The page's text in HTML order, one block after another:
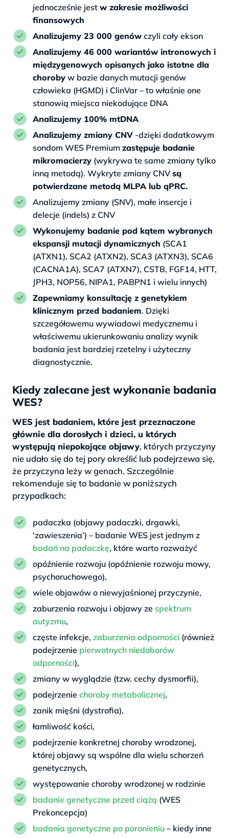
jednocześnie jest w zakresie możliwości
finansowych
Analizujemy 23 000 genów czyli cały ekson
Analizujemy 46 000 wariantów intronowych i
międzygenowych opisanych jako istotne dla
choroby w bazie danych mutacji genów
człowieka (HGMD) i ClinVar – to właśnie one
stanowią miejsca niekodujące DNA
Analizujemy 100% mtDNA
Analizujemy zmiany CNV -dzięki dodatkowym
sondom WES Premium zastępuje badanie
mikromacierzy (wykrywa te same zmiany tylko
inną metodą). Wykryte zmiany CNV są
potwierdzane metodą MLPA lub qPRC.
Analizujemy zmiany (SNV), małe insercje i
delecje (indels) z CNV
Wykonujemy badanie pod kątem wybranych
ekspansji mutacji dynamicznych (SCA1
(ATXN1), SCA2 (ATXN2), SCA3 (ATXN3), SCA6
(CACNA1A), SCA7 (ATXN7), CSTB, FGF14, HTT,
JPH3, NOP56, NIPA1, PABPN1 i wielu innych)
Zapewniamy konsultację z genetykiem
klinicznym przed badaniem. Dzięki
szczegółowemu wywiadowi medycznemu i
właściwemu ukierunkowaniu analizy wynik
badania jest bardziej rzetelny i użyteczny
diagnostycznie.
Kiedy zalecane jest wykonanie badania
WES?
WES jest badaniem, które jest przeznaczone
głównie dla dorosłych i dzieci, u których
występują niepokojące objawy, których przyczyny
nie udało się do tej pory określić lub podejrzewa się,
że przyczyna leży w genach. Szczególnie
rekomenduje się to badanie w poniższych
przypadkach:
padaczka (objawy padaczki, drgawki,
‘zawieszenia’) – badanie WES jest jednym z
badań na padaczkę, które warto rozważyć
opóźnienie rozwoju (opóźnienie rozwoju mowy,
psychoruchowego),
wiele objawów o niewyjaśnionej przyczynie,
zaburzenia rozwoju i objawy ze spektrum
autyzmu,
częste infekcje, zaburzenia odporności (również
podejrzenie pierwotnych niedoborów
odporności),
zmiany w wyglądzie (tzw. cechy dysmorfii),
podejrzenie choroby metabolicznej,
zanik mięśni (dystrofia),
łamliwość kości,
podejrzenie konkretnej choroby wrodzonej,
której objawy są wspólne dla wielu schorzeń
genetycznych,
występowanie choroby wrodzonej w rodzinie
badanie genetyczne przed ciążą (WES
Prekoncepcja)
badania genetyczne po poronieniu – kiedy inne